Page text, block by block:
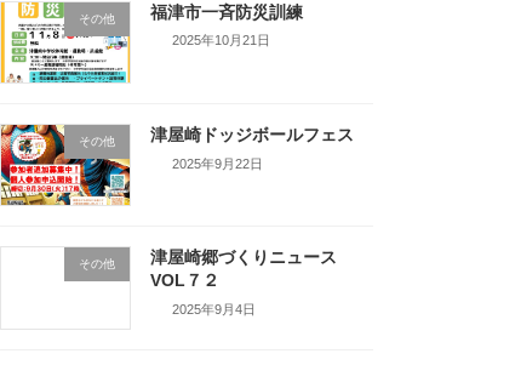
その他 福津市一斉防災訓練
2025年10月21日
その他 津屋崎ドッジボールフェス
2025年9月22日
その他
津屋崎郷づくりニュース
VOL７２
2025年9月4日